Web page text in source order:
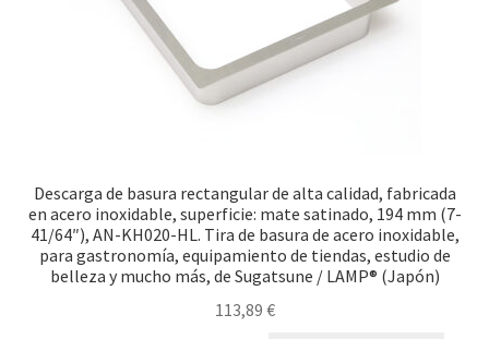
Descarga de basura rectangular de alta calidad, fabricada
en acero inoxidable, superficie: mate satinado, 194 mm (7-
41/64″), AN-KH020-HL. Tira de basura de acero inoxidable,
para gastronomía, equipamiento de tiendas, estudio de
belleza y mucho más, de Sugatsune / LAMP® (Japón)
113,89 €